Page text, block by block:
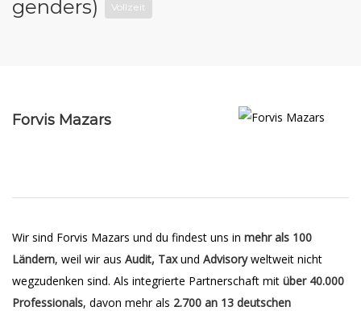
genders)
Vollzeit
Forvis Mazars
Wir sind Forvis Mazars und du findest uns in mehr als 100
Ländern, weil wir aus Audit, Taxund Advisoryweltweit nicht
wegzudenken sind. Als integrierte Partnerschaft mit über 40.000
Professionals, davon mehr als 2.700 an 13 deutschen